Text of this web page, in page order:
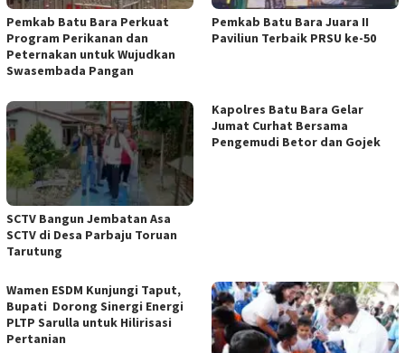
Pemkab Batu Bara Perkuat
Program Perikanan dan
Peternakan untuk Wujudkan
Swasembada Pangan
Pemkab Batu Bara Juara II
Paviliun Terbaik PRSU ke-50
SCTV Bangun Jembatan Asa
SCTV di Desa Parbaju Toruan
Tarutung
Kapolres Batu Bara Gelar
Jumat Curhat Bersama
Pengemudi Betor dan Gojek
Wamen ESDM Kunjungi Taput,
Bupati Dorong Sinergi Energi
PLTP Sarulla untuk Hilirisasi
Pertanian